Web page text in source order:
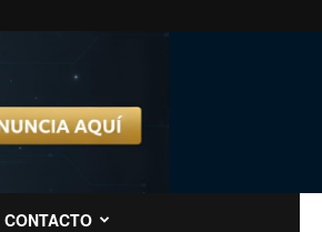
CONTACTO